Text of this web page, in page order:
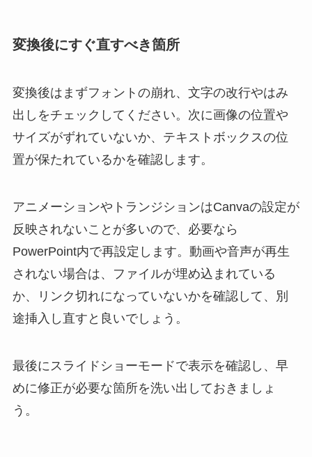
変換後にすぐ直すべき箇所
変換後はまずフォントの崩れ、文字の改行やはみ
出しをチェックしてください。次に画像の位置や
サイズがずれていないか、テキストボックスの位
置が保たれているかを確認します。
アニメーションやトランジションはCanvaの設定が
反映されないことが多いので、必要なら
PowerPoint内で再設定します。動画や音声が再生
されない場合は、ファイルが埋め込まれている
か、リンク切れになっていないかを確認して、別
途挿入し直すと良いでしょう。
最後にスライドショーモードで表示を確認し、早
めに修正が必要な箇所を洗い出しておきましょ
う。